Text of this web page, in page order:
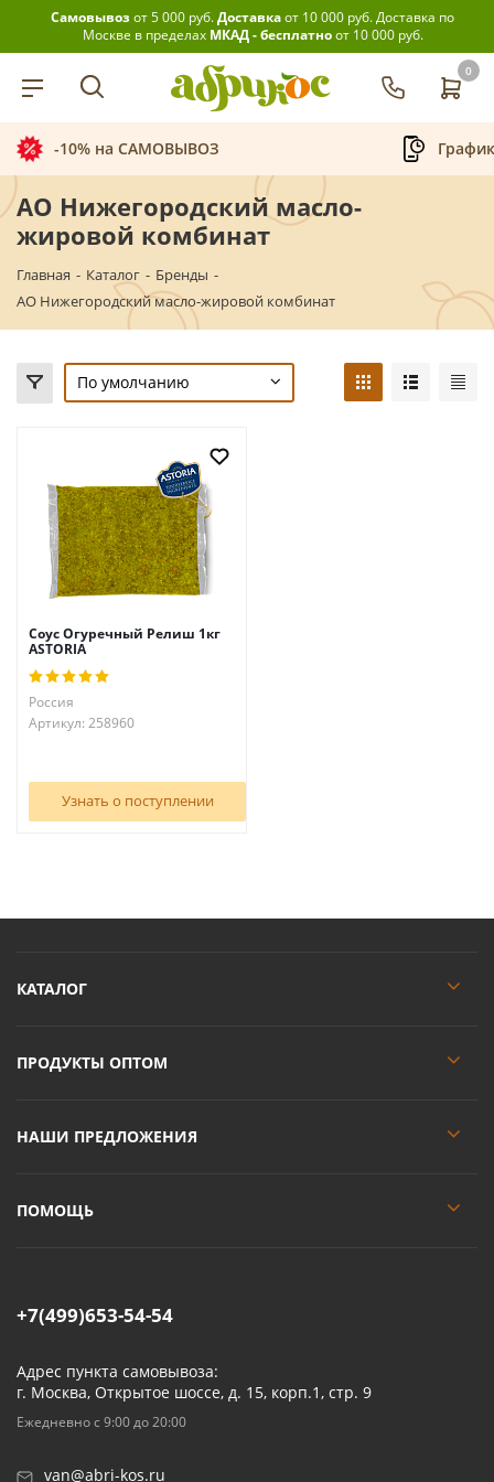
Самовывозот 5 000 руб.Доставкаот 10 000 руб.Доставка по
Москве в пределах МКАД - бесплатноот 10 000 руб.
0
-10% на САМОВЫВОЗ
АО Нижегородский масло-
жировой комбинат
Главная - Каталог - Бренды -
АО Нижегородский масло-жировой комбинат
По умолчанию
Соус Огуречный Релиш 1кг
АSTORIA
Россия
Артикул: 258960
Узнать о поступлении
КАТАЛОГ
ПРОДУКТЫ ОПТОМ
НАШИ ПРЕДЛОЖЕНИЯ
ПОМОЩЬ
+7(499)653-54-54
Адрес пункта самовывоза:
г. Москва, Открытое шоссе, д. 15, корп.1, стр. 9
Ежедневно с 9:00 до 20:00
van@abri-kos.ru